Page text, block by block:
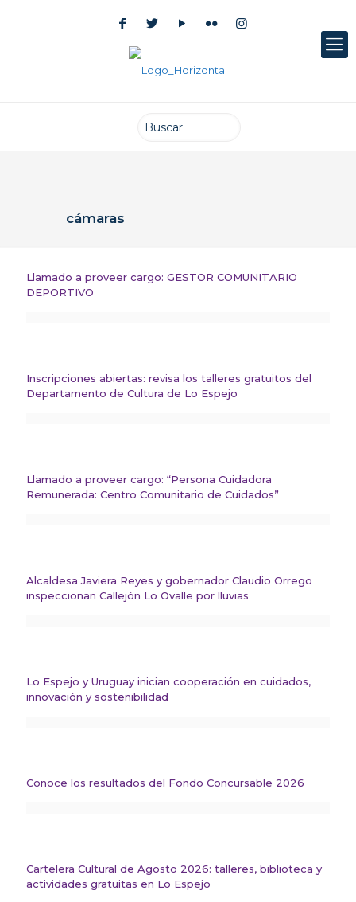
cámaras
Llamado a proveer cargo: GESTOR COMUNITARIO
DEPORTIVO
Inscripciones abiertas: revisa los talleres gratuitos del
Departamento de Cultura de Lo Espejo
Llamado a proveer cargo: “Persona Cuidadora
Remunerada: Centro Comunitario de Cuidados”
Alcaldesa Javiera Reyes y gobernador Claudio Orrego
inspeccionan Callejón Lo Ovalle por lluvias
Lo Espejo y Uruguay inician cooperación en cuidados,
innovación y sostenibilidad
Conoce los resultados del Fondo Concursable 2026
Cartelera Cultural de Agosto 2026: talleres, biblioteca y
actividades gratuitas en Lo Espejo